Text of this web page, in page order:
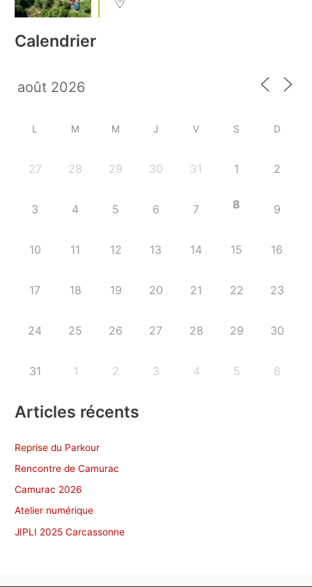
Calendrier
L M M J V S D
27 28 29 30 31 1 2
3 4 5 6 7 8 9
10 11 12 13 14 15 16
17 18 19 20 21 22 23
24 25 26 27 28 29 30
31 1 2 3 4 5 6
Articles récents
Reprise du Parkour
Rencontre de Camurac
Camurac 2026
Atelier numérique
JIPLI 2025 Carcassonne